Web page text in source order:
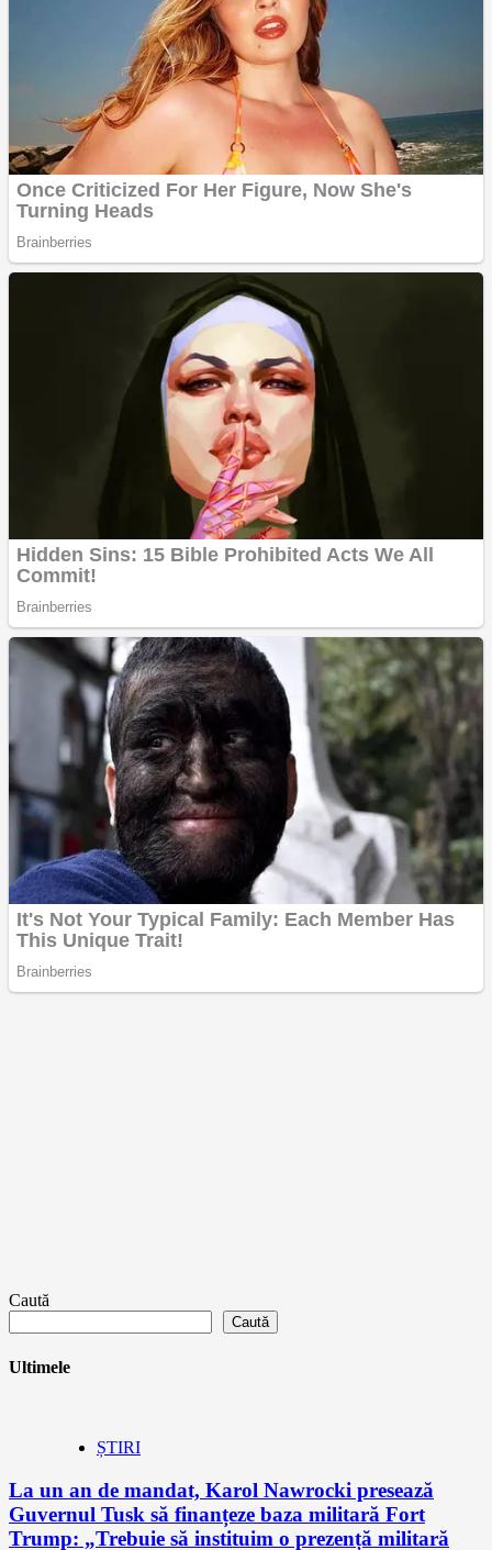
Caută
Caută
Ultimele
ȘTIRI
La un an de mandat, Karol Nawrocki presează
Guvernul Tusk să finanțeze baza militară Fort
Trump: „Trebuie să instituim o prezență militară